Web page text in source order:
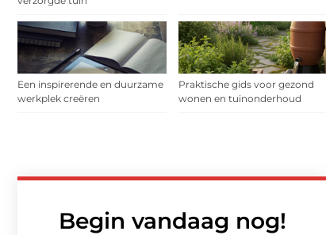
Een inspirerende en duurzame
werkplek creëren
Praktische gids voor gezond
wonen en tuinonderhoud
Begin vandaag nog!